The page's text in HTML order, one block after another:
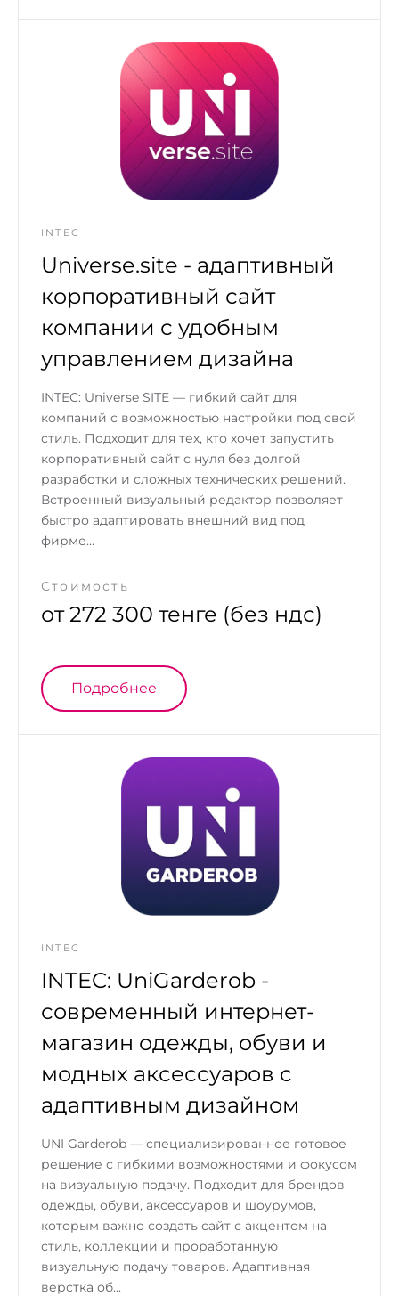
INTEC
Universe.site - адаптивный
корпоративный сайт
компании с удобным
управлением дизайна
INTEC: Universe SITE — гибкий сайт для
компаний с возможностью настройки под свой
стиль. Подходит для тех, кто хочет запустить
корпоративный сайт с нуля без долгой
разработки и сложных технических решений.
Встроенный визуальный редактор позволяет
быстро адаптировать внешний вид под
фирме...
Стоимость
от 272 300 тенге (без ндс)
Подробнее
INTEC
INTEC: UniGarderob -
современный интернет-
магазин одежды, обуви и
модных аксессуаров с
адаптивным дизайном
UNI Garderob — специализированное готовое
решение с гибкими возможностями и фокусом
на визуальную подачу. Подходит для брендов
одежды, обуви, аксессуаров и шоурумов,
которым важно создать сайт с акцентом на
стиль, коллекции и проработанную
визуальную подачу товаров. Адаптивная
верстка об...